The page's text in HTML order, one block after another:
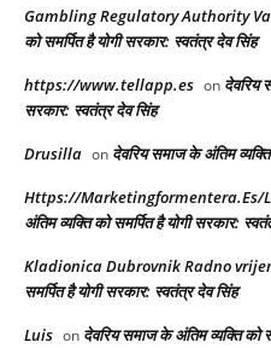
Gambling Regulatory Authority
को समर्पित है योगी सरकार: स्वतंत्र देव सिंह
https://www.tellapp.es on देवरिय
सरकार: स्वतंत्र देव सिंह
Drusilla on देवरिय समाज के अंतिम
Https://Marketingformentera.Es/
अंतिम व्यक्ति को समर्पित है योगी सरकार:
Kladionica Dubrovnik Radno
समर्पित है योगी सरकार: स्वतंत्र देव सिंह
Luis on देवरिय समाज के अंतिम व्यक्ति को